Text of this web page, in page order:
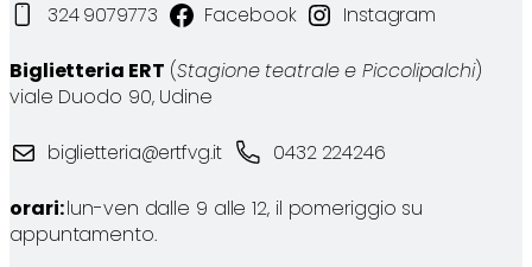
324 9079773
Facebook Instagram
Biglietteria ERT (Stagione teatrale e Piccolipalchi)
viale Duodo 90, Udine
biglietteria@ertfvg.it 0432 224246
orari:lun-ven dalle 9 alle 12, il pomeriggio su
appuntamento.